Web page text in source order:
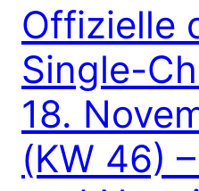
Offizielle
Single-
18.
(KW 46)